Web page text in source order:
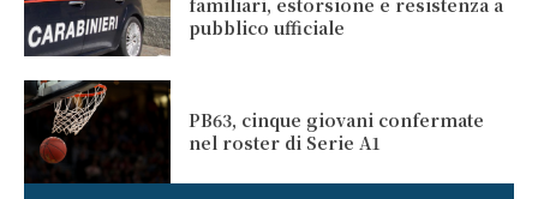
pubblico ufficiale
PB63, cinque giovani confermate
nel roster di Serie A1